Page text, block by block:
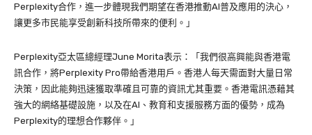
Perplexity合作，進一步體現我們期望在香港推動AI普及應用的決心，
讓更多市民能享受創新科技所帶來的便利。」
Perplexity亞太區總經理June Morita表示：「我們很高興能與香港電
訊合作，將Perplexity Pro帶給香港用戶。香港人每天需面對大量日常
決策，因此能夠迅速獲取準確且可靠的資訊尤其重要。香港電訊憑藉其
強大的網絡基礎設施，以及在AI、教育和支援服務方面的優勢，成為
Perplexity的理想合作夥伴。」